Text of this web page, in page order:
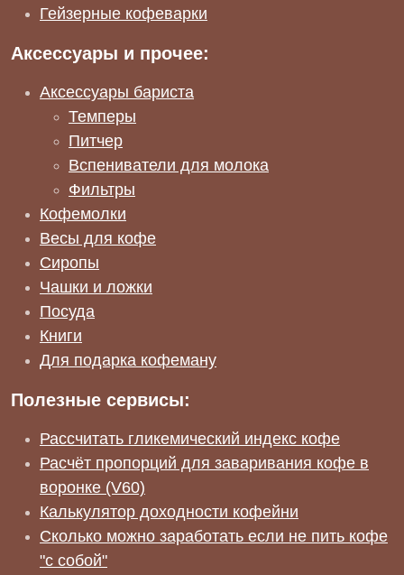
Гейзерные кофеварки
Аксессуары и прочее:
Аксессуары бариста
Темперы
Питчер
Вспениватели для молока
Фильтры
Кофемолки
Весы для кофе
Сиропы
Чашки и ложки
Посуда
Книги
Для подарка кофеману
Полезные сервисы:
Рассчитать гликемический индекс кофе
Расчёт пропорций для заваривания кофе в
воронке (V60)
Калькулятор доходности кофейни
Сколько можно заработать если не пить кофе
"с собой"